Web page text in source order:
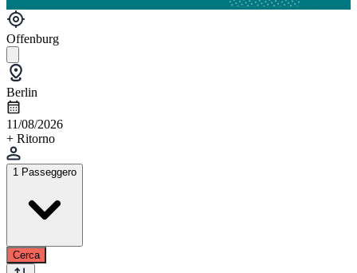
Offenburg
Berlin
11/08/2026
+ Ritorno
1 Passeggero
Cerca